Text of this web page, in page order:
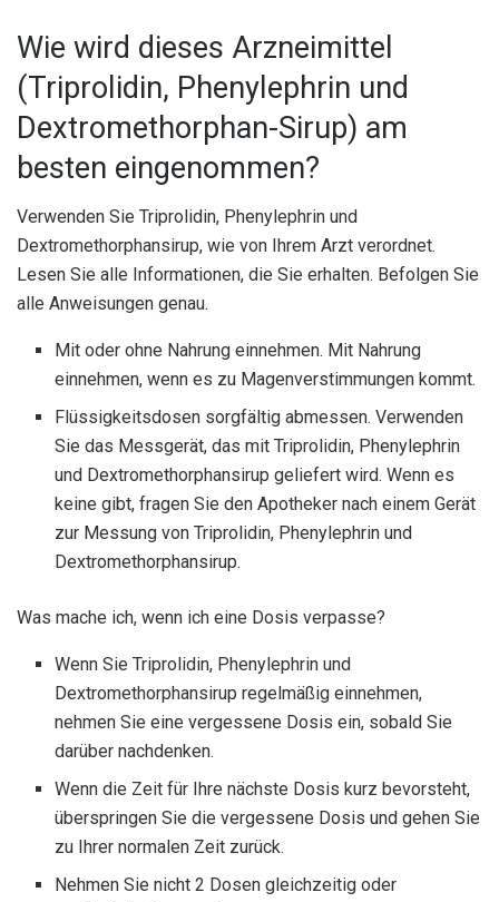
Wie wird dieses Arzneimittel
(Triprolidin, Phenylephrin und
Dextromethorphan-Sirup) am
besten eingenommen?
Verwenden Sie Triprolidin, Phenylephrin und
Dextromethorphansirup, wie von Ihrem Arzt verordnet.
Lesen Sie alle Informationen, die Sie erhalten. Befolgen Sie
alle Anweisungen genau.
Mit oder ohne Nahrung einnehmen. Mit Nahrung
einnehmen, wenn es zu Magenverstimmungen kommt.
Flüssigkeitsdosen sorgfältig abmessen. Verwenden
Sie das Messgerät, das mit Triprolidin, Phenylephrin
und Dextromethorphansirup geliefert wird. Wenn es
keine gibt, fragen Sie den Apotheker nach einem Gerät
zur Messung von Triprolidin, Phenylephrin und
Dextromethorphansirup.
Was mache ich, wenn ich eine Dosis verpasse?
Wenn Sie Triprolidin, Phenylephrin und
Dextromethorphansirup regelmäßig einnehmen,
nehmen Sie eine vergessene Dosis ein, sobald Sie
darüber nachdenken.
Wenn die Zeit für Ihre nächste Dosis kurz bevorsteht,
überspringen Sie die vergessene Dosis und gehen Sie
zu Ihrer normalen Zeit zurück.
Nehmen Sie nicht 2 Dosen gleichzeitig oder